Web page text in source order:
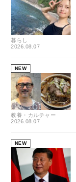
暮らし
2026.08.07
NEW
教養・カルチャー
2026.08.07
NEW